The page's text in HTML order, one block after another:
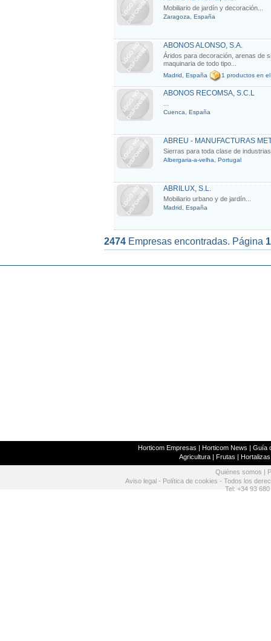
Mobiliario de jardín y decoración...
Zaragoza, España
ABONOS ALONSO, S.A.
Áridos para decoración, arenas de
maquinaria de todo tipo...
Madrid, España 1 productos en
ABONOS RECOMSA, S.C.L
Cuenca, España
ABREU - MANUFACTURAS
Sierras para toda clase de
Albergaria-a-velha, Portugal
ABRILUX, S.L.
Mobiliario urbano y de jardín...
Madrid, España
2474 Empresas encontradas. Página 1
Horticom Empresas | Horticom News | Guía
Agricultura| Frutas | Hortalizas
Quiénes somos
Aviso legal - Política de cookies - Todos los
Tel: +34 93